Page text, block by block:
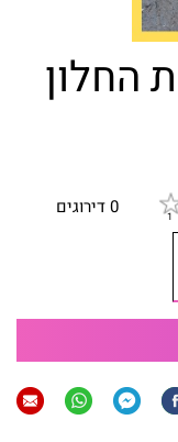
החלון
0 דירוגים